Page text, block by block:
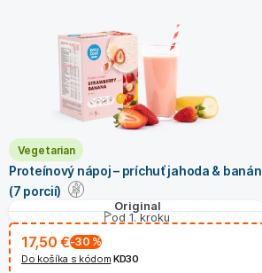
Vegetarian
Proteínový nápoj – príchuť jahoda & banán
(7 porcií)
Original
od 1. kroku
17,50 €-30 %
Do košíka s kódom KD30